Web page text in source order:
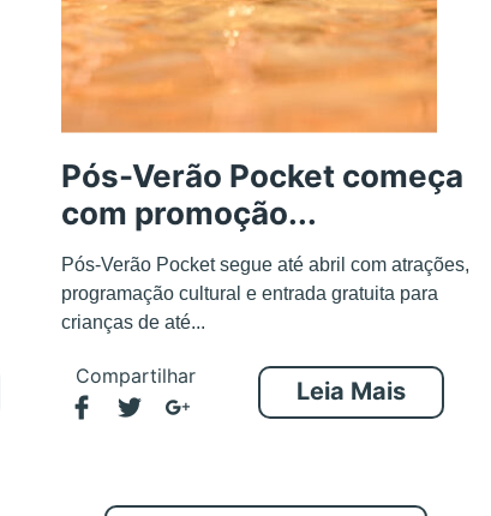
Pós-Verão Pocket começa
com promoção...
Pós-Verão Pocket segue até abril com atrações,
programação cultural e entrada gratuita para
crianças de até...
Compartilhar
Leia Mais